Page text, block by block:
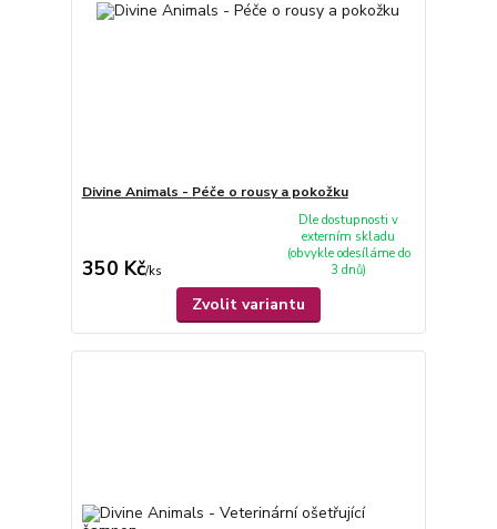
Divine Animals - Péče o rousy a pokožku
350 Kč/ks
Dle dostupnosti v
externím skladu
(obvykle odesíláme do
3 dnů)
Zvolit variantu